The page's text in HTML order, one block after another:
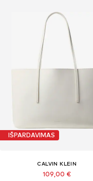
IŠPARDAVIMAS
CALVIN KLEIN
109,00 €